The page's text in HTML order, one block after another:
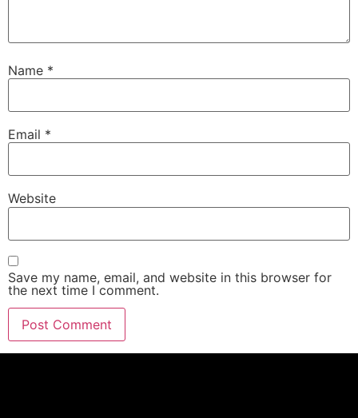
Name *
Email *
Website
Save my name, email, and website in this browser for
the next time I comment.